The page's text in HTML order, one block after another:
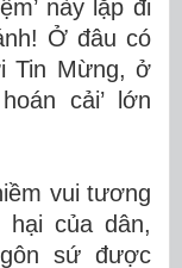
này lặp đi
Ở đâu có
Tin Mừng, ở
cải’ lớn
vui tương
của dân,
sứ được